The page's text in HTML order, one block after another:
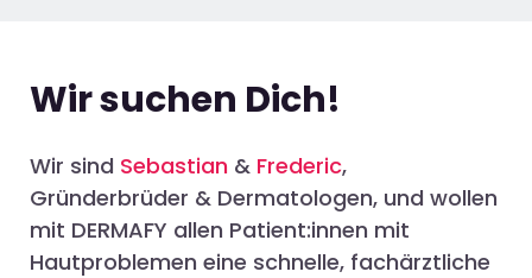
Wir suchen Dich!
Wir sind Sebastian & Frederic,
Gründerbrüder & Dermatologen, und wollen
mit DERMAFY allen Patient:innen mit
Hautproblemen eine schnelle, fachärztliche